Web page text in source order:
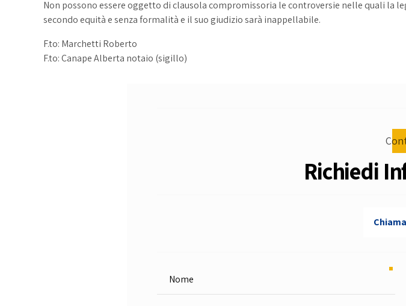
Non possono essere oggetto di clausola compromissoria le controversie nelle quali la
secondo equità e senza formalità e il suo giudizio sarà inappellabile.
F.to: Marchetti Roberto
F.to: Canape Alberta notaio (sigillo)
Richiedi
Chiama